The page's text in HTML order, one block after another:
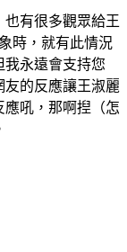
有很多觀眾給王
時，就有此情況
我永遠會支持您
友的反應讓王淑麗
吼，那啊揑（怎